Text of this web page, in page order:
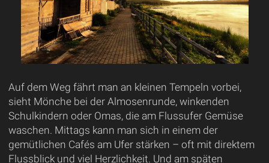
Auf dem Weg fährt man an kleinen Tempeln vorbei,
sieht Mönche bei der Almosenrunde, winkenden
Schulkindern oder Omas, die am Flussufer Gemüse
waschen. Mittags kann man sich in einem der
gemütlichen Cafés am Ufer stärken – oft mit direktem
Flussblick und viel Herzlichkeit. Und am späten